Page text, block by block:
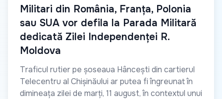
Militari din România, Franța, Polonia
sau SUA vor defila la Parada Militară
dedicată Zilei Independenței R.
Moldova
Traficul rutier pe șoseaua Hâncești din cartierul
Telecentru al Chișinăului ar putea fi îngreunat în
dimineața zilei de marți, 11 august, în contextul unui